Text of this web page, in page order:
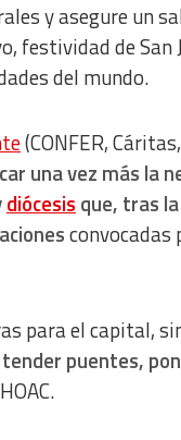
y asegure un
festividad de San
del mundo.
(CONFER,
una vez más la
diócesis que, tras
convocadas
para el capital,
puentes,